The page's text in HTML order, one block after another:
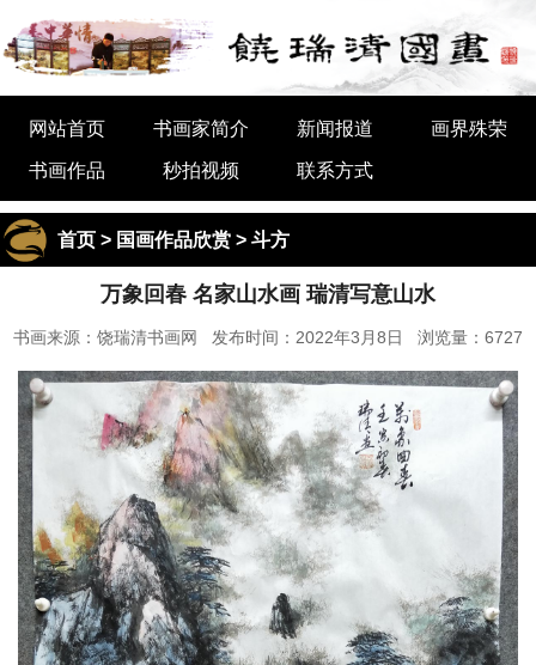
网站首页 书画家简介 新闻报道 画界殊荣
书画作品 秒拍视频 联系方式
首页 > 国画作品欣赏 > 斗方
万象回春 名家山水画 瑞清写意山水
书画来源：饶瑞清书画网 发布时间：2022年3月8日 浏览量：6727